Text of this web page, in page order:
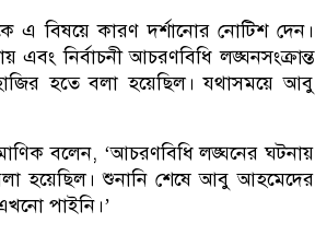
এ বিষয়ে কারণ দর্শানোর নোটিশ দেন।
নির্বাচনী আচরণবিধি লঙ্ঘনসংক্রান্ত
হতে বলা হয়েছিল। যথাসময়ে আবু
বলেন, ‘আচরণবিধি লঙ্ঘনের ঘটনায়
হয়েছিল। শুনানি শেষে আবু আহমেদের
পাইনি।’